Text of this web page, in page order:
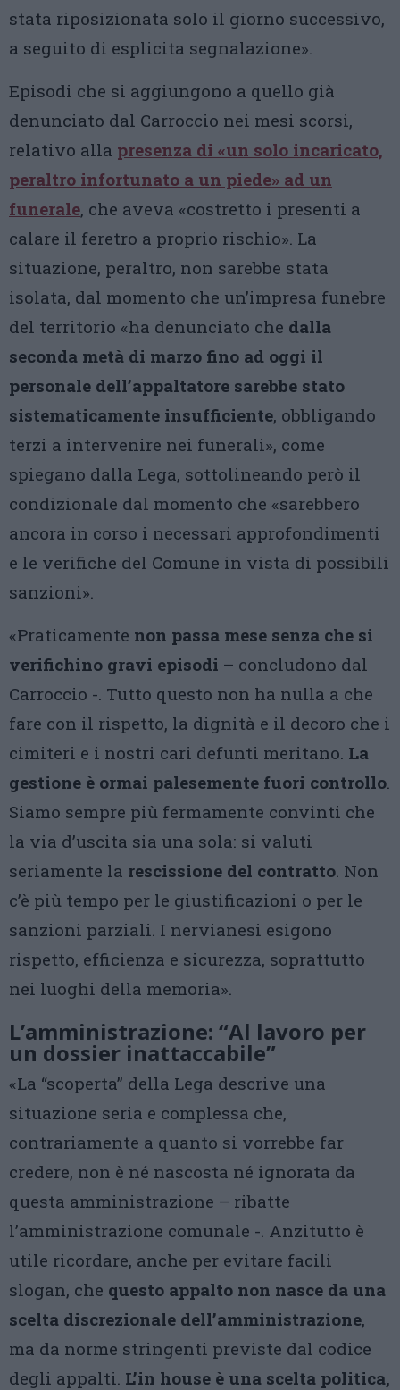
stata riposizionata solo il giorno successivo,
a seguito di esplicita segnalazione».
Episodi che si aggiungono a quello già
denunciato dal Carroccio nei mesi scorsi,
relativo alla presenza di «un solo incaricato,
peraltro infortunato a un piede» ad un
funerale, che aveva «costretto i presenti a
calare il feretro a proprio rischio». La
situazione, peraltro, non sarebbe stata
isolata, dal momento che un’impresa funebre
del territorio «ha denunciato che dalla
seconda metà di marzo fino ad oggi il
personale dell’appaltatore sarebbe stato
sistematicamente insufficiente, obbligando
terzi a intervenire nei funerali», come
spiegano dalla Lega, sottolineando però il
condizionale dal momento che «sarebbero
ancora in corso i necessari approfondimenti
e le verifiche del Comune in vista di possibili
sanzioni».
«Praticamente non passa mese senza che si
verifichino gravi episodi – concludono dal
Carroccio -. Tutto questo non ha nulla a che
fare con il rispetto, la dignità e il decoro che i
cimiteri e i nostri cari defunti meritano. La
gestione è ormai palesemente fuori controllo.
Siamo sempre più fermamente convinti che
la via d’uscita sia una sola: si valuti
seriamente la rescissione del contratto. Non
c’è più tempo per le giustificazioni o per le
sanzioni parziali. I nervianesi esigono
rispetto, efficienza e sicurezza, soprattutto
nei luoghi della memoria».
L’amministrazione: “Al lavoro per
un dossier inattaccabile”
«La “scoperta” della Lega descrive una
situazione seria e complessa che,
contrariamente a quanto si vorrebbe far
credere, non è né nascosta né ignorata da
questa amministrazione – ribatte
l’amministrazione comunale -. Anzitutto è
utile ricordare, anche per evitare facili
slogan, che questo appalto non nasce da una
scelta discrezionale dell’amministrazione,
ma da norme stringenti previste dal codice
degli appalti. L’in house è una scelta politica,